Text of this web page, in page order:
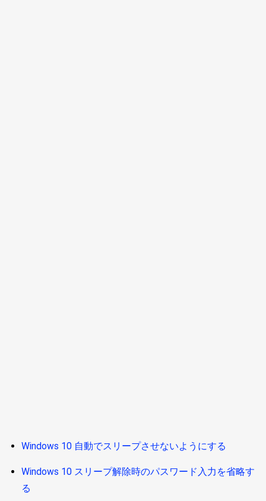
Windows 10 自動でスリープさせないようにする
Windows 10 スリープ解除時のパスワード入力を省略す
る